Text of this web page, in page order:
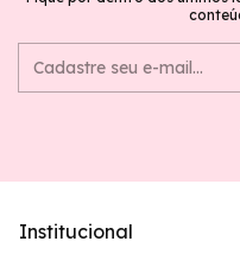
Institucional